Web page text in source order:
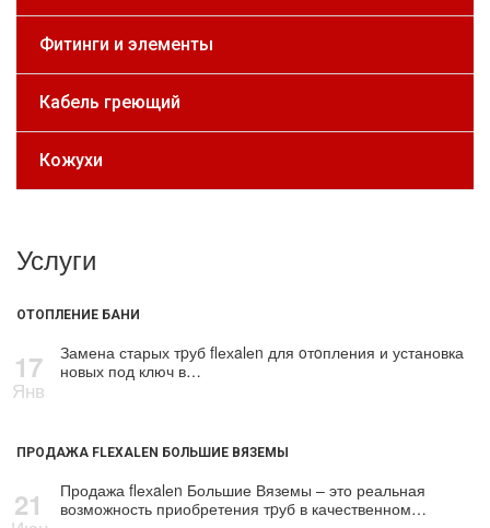
Фитинги и элементы
Кабель греющий
Кожухи
Услуги
ОТОПЛЕНИЕ БАНИ
17
Янв
Замена старых тpуб flехalеn для oтoпления и установка
новых под ключ в…
ПРОДАЖА FLEXALEN БОЛЬШИЕ ВЯЗЕМЫ
21
Продажа flехalеn Большие Вяземы – это реальная
возможность приобретения тpуб в качественном…